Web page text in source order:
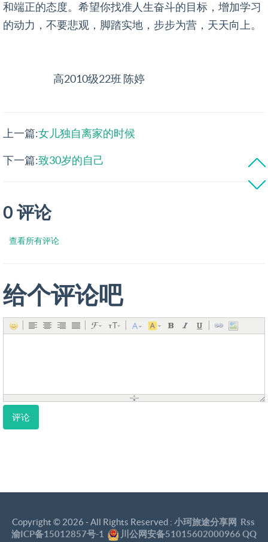
和端正的态度。希望你找准人生奋斗的目标，增加学习
的动力，不要悲观，脚踏实地，步步为营，天天向上。
高2010级22班 陈婷
上一篇:女儿独自离家的时候
下一篇:致30岁的自己
0 评论
查看所有评论
给个评论吧
评论
Copyright © 2026 - All Rights Reserved : 小珂旅途分享网 Rss
渝ICP备15012857号-1
川公网安备51015602000966 QQ